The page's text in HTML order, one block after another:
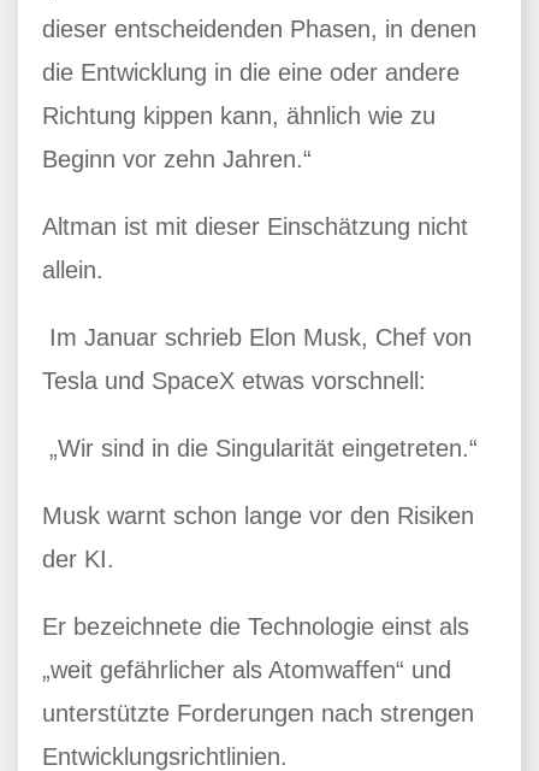
dieser entscheidenden Phasen, in denen
die Entwicklung in die eine oder andere
Richtung kippen kann, ähnlich wie zu
Beginn vor zehn Jahren.“
Altman ist mit dieser Einschätzung nicht
allein.
Im Januar schrieb Elon Musk, Chef von
Tesla und SpaceX etwas vorschnell:
„Wir sind in die Singularität eingetreten.“
Musk warnt schon lange vor den Risiken
der KI.
Er bezeichnete die Technologie einst als
„weit gefährlicher als Atomwaffen“ und
unterstützte Forderungen nach strengen
Entwicklungsrichtlinien.